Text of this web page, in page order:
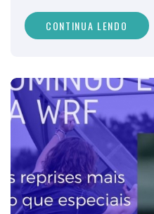
CONTINUA LENDO